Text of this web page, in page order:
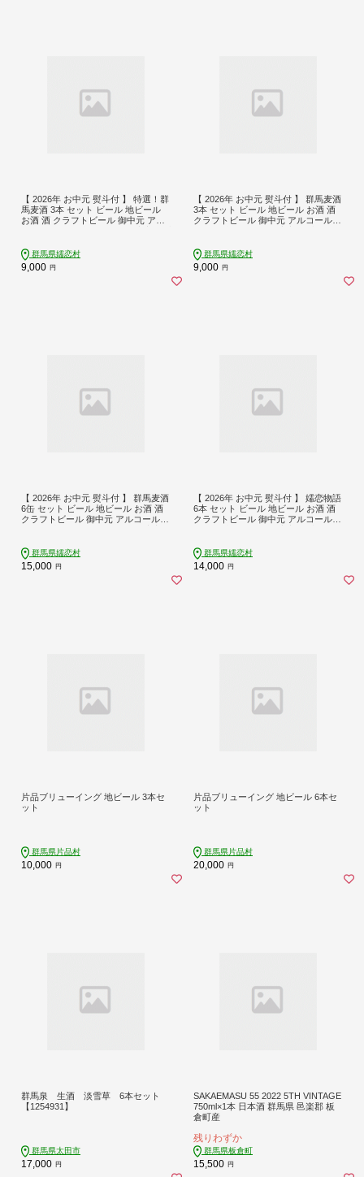
【 2026年 お中元 熨斗付 】 特選！群
馬麦酒 3本 セット ビール 地ビール
お酒 酒 クラフトビール 御中元 アル
群馬県嬬恋村
9,000 円
【 2026年 お中元 熨斗付 】 群馬麦酒
3本 セット ビール 地ビール お酒 酒
クラフトビール 御中元 アルコール
群馬県嬬恋村
9,000 円
【 2026年 お中元 熨斗付 】 群馬麦酒
6缶 セット ビール 地ビール お酒 酒
クラフトビール 御中元 アルコール 6
ト [AA019tu]
群馬県嬬恋村
15,000 円
【 2026年 お中元 熨斗付 】 嬬恋物語
6本 セット ビール 地ビール お酒 酒
クラフトビール 御中元 アルコール
群馬県嬬恋村
14,000 円
片品ブリューイング 地ビール 3本セ
ット
群馬県片品村
10,000 円
片品ブリューイング 地ビール 6本セ
ット
群馬県片品村
20,000 円
群馬泉 生酒 淡雪草 6本セット
【1254931】
群馬県太田市
17,000 円
SAKAEMASU 55 2022 5TH VINTAGE
750ml×1本 日本酒 群馬県 邑楽郡 板
倉町産
残りわずか
群馬県板倉町
15,500 円